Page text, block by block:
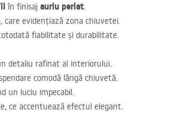
în finisaj auriu periat.
evidențiază zona chiuvetei.
fiabilitate și durabilitate.
detaliu rafinat al interiorului.
comodă lângă chiuvetă.
un luciu impecabil.
ce accentuează efectul elegant.